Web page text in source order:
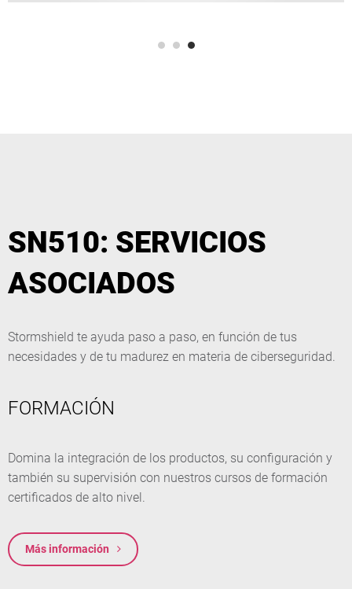
SN510: SERVICIOS
ASOCIADOS
Stormshield te ayuda paso a paso, en función de tus
necesidades y de tu madurez en materia de ciberseguridad.
FORMACIÓN
Domina la integración de los productos, su configuración y
también su supervisión con nuestros cursos de formación
certificados de alto nivel.
Más información